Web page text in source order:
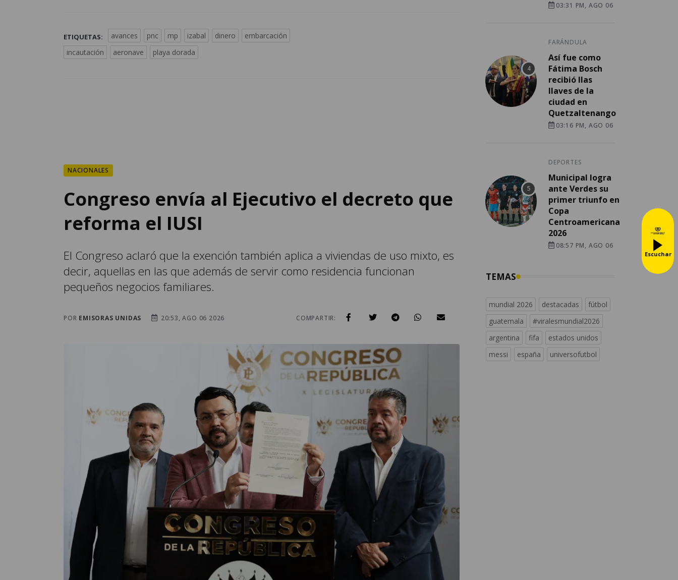
ETIQUETAS: avances pnc mp izabal dinero
embarcación
incautación
aeronave playa dorada
03:31 PM, AGO 06
FARÁNDULA
Así fue como
Fátima Bosch
recibió llas
llaves de la
ciudad en
Quetzaltenango
03:16 PM, AGO 06
DEPORTES
Municipal logra
ante Verdes su
primer triunfo en
Copa
Centroamericana
2026
08:57 PM, AGO 06
TEMAS
mundial 2026 destacadas
fútbol
guatemala
#viralesmundial2026
argentina
fifa
estados unidos
messi
españa universofutbol
NACIONALES
Congreso envía al Ejecutivo el decreto que
reforma el IUSI
El Congreso aclaró que la exención también aplica a viviendas de uso mixto, es
decir, aquellas en las que además de servir como residencia funcionan
pequeños negocios familiares.
POR EMISORAS UNIDAS 20:53, AGO 06 2026 COMPARTIR:
Escuchar